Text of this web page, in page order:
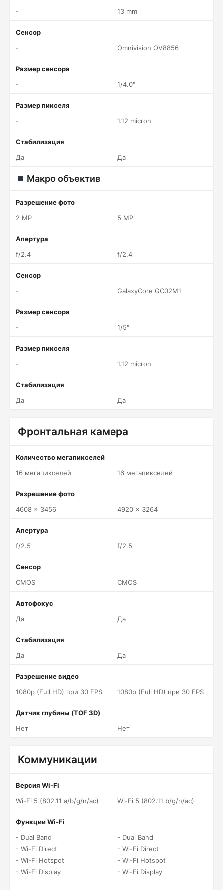
-
13 mm
Сенсор
-
Omnivision OV8856
Размер сенсора
-
1/4.0"
Размер пикселя
-
1.12 micron
Стабилизация
Да
Да
Макро объектив
Разрешение фото
2 MP
5 MP
Апертура
f/2.4
f/2.4
Сенсор
-
GalaxyCore GC02M1
Размер сенсора
-
1/5"
Размер пикселя
-
1.12 micron
Стабилизация
Да
Да
Фронтальная камера
Количество мегапикселей
16 мегапикселей
16 мегапикселей
Разрешение фото
4608 x 3456
4920 x 3264
Апертура
f/2.5
f/2.5
Сенсор
CMOS
CMOS
Автофокус
Да
Да
Стабилизация
Да
Да
Разрешение видео
1080p (Full HD) при 30 FPS
1080p (Full HD) при 30 FPS
Датчик глубины (TOF 3D)
Нет
Нет
Коммуникации
Версия Wi-Fi
Wi-Fi 5 (802.11 a/b/g/n/ac)
Wi-Fi 5 (802.11 b/g/n/ac)
Функции Wi-Fi
- Dual Band
- Wi-Fi Direct
- Wi-Fi Hotspot
- Wi-Fi Display
- Dual Band
- Wi-Fi Direct
- Wi-Fi Hotspot
- Wi-Fi Display